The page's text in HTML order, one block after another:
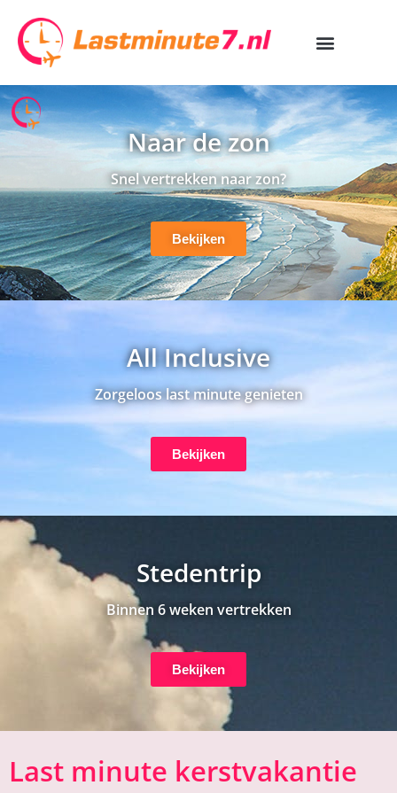
Naar de zon
Snel vertrekken naar zon?
Bekijken
All Inclusive
Zorgeloos last minute genieten
Bekijken
Stedentrip
Binnen 6 weken vertrekken
Bekijken
Last minute kerstvakantie